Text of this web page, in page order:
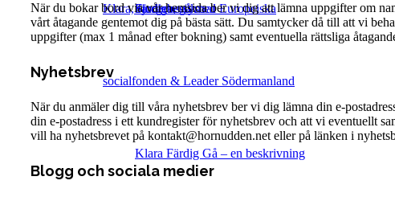
Studiebesök
Fjorgyns systrar
Klara, färdiga, gå med Europeiska
socialfonden & Leader Södermanland
Klara Färdig Gå – en beskrivning
När du bokar bord via vår hemsida ber vi dig att lämna uppgifter om
vårt åtagande gentemot dig på bästa sätt. Du samtycker då till att vi
uppgifter (max 1 månad efter bokning) samt eventuella rättsliga
Nyhetsbrev
När du anmäler dig till våra nyhetsbrev ber vi dig lämna din e-
din e-postadress i ett kundregister för nyhetsbrev och att vi eventuellt
vill ha nyhetsbrevet på kontakt@hornudden.net eller på länken i
Blogg och sociala medier